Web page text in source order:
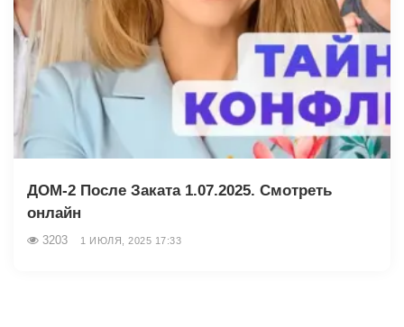
ДОМ-2 После Заката 1.07.2025. Смотреть
онлайн
3203 1 ИЮЛЯ, 2025 17:33